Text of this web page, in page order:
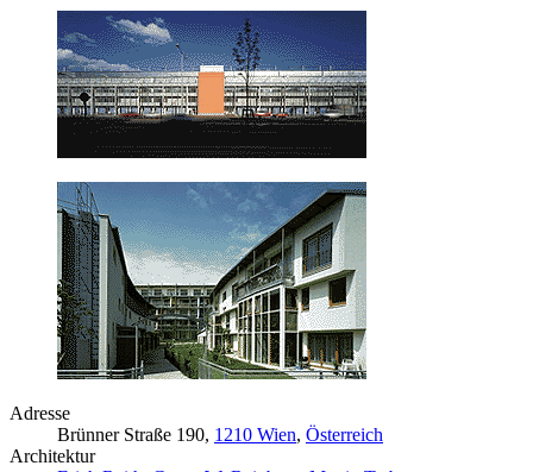
Adresse
Brünner Straße 190, 1210 Wien, Österreich
Architektur